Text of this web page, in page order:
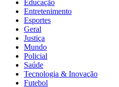
Educação
Entretenimento
Esportes
Geral
Justiça
Mundo
Policial
Saúde
Tecnologia & Inovação
Futebol